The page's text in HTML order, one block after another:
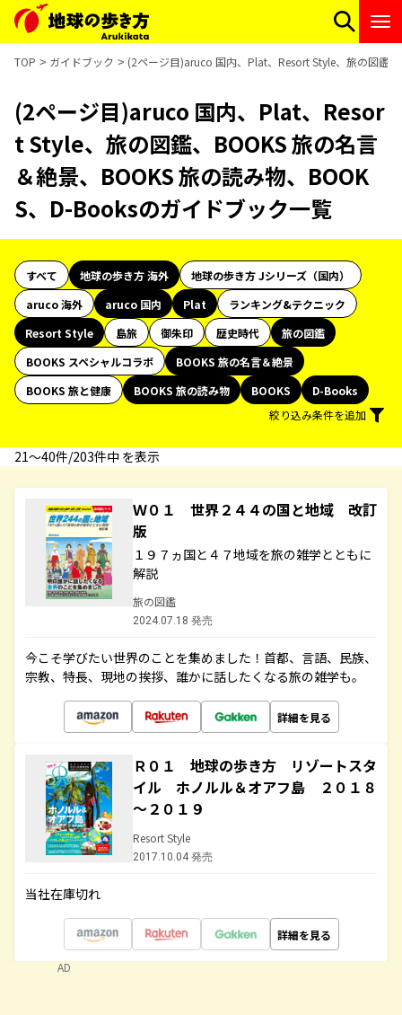
TOP ガイドブック (2ページ目)aruco 国内、Plat、Resort Style、旅の図鑑
(2ページ目)aruco 国内、Plat、Resor
t Style、旅の図鑑、BOOKS 旅の名言
＆絶景、BOOKS 旅の読み物、BOOK
S、D-Booksのガイドブック一覧
すべて 地球の歩き方 海外
地球の歩き方 Jシリーズ（国内）
aruco 海外
aruco 国内 Plat
ランキング&テクニック
Resort Style
島旅 御朱印 歴史時代
旅の図鑑
BOOKS スペシャルコラボ
BOOKS 旅の名言＆絶景
BOOKS 旅と健康
BOOKS 旅の読み物 BOOKS
D-Books
絞り込み条件を追加
21〜40件/203件中 を表示
Ｗ０１ 世界２４４の国と地域 改訂
版
１９７ヵ国と４７地域を旅の雑学とともに
解説
旅の図鑑
2024.07.18 発売
今こそ学びたい世界のことを集めました！首都、言語、民族、
宗教、特長、現地の挨拶、誰かに話したくなる旅の雑学も。
詳細を見る
Ｒ０１ 地球の歩き方 リゾートスタ
イル ホノルル＆オアフ島 ２０１８
～２０１９
Resort Style
2017.10.04 発売
当社在庫切れ
詳細を見る
AD